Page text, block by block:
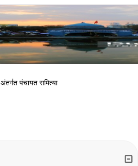
अंतर्गत पंचायत समित्या